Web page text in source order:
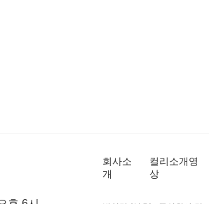
회사소
개
컬리소개영
상